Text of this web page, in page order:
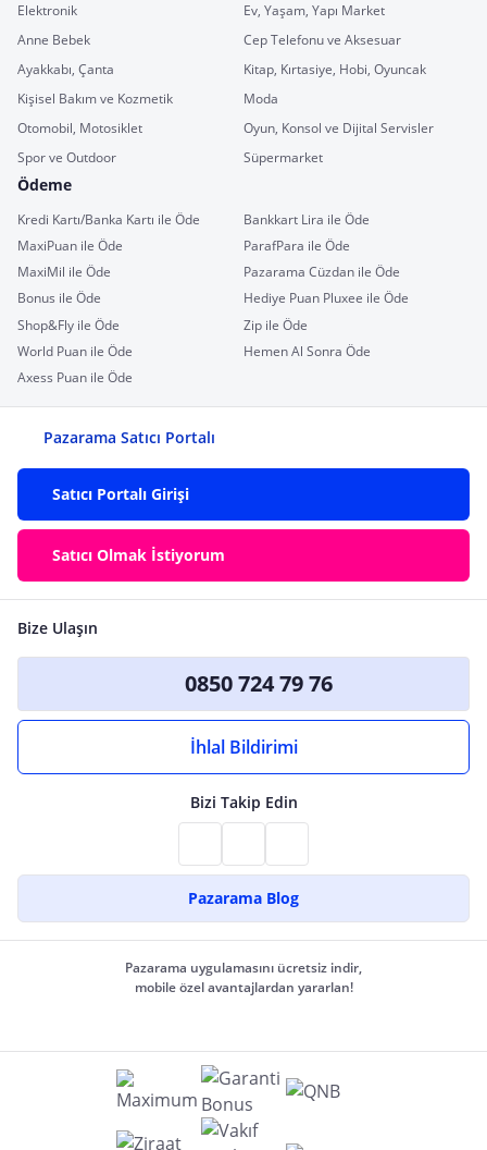
Elektronik
Ev, Yaşam, Yapı Market
Anne Bebek
Cep Telefonu ve Aksesuar
Ayakkabı, Çanta
Kitap, Kırtasiye, Hobi, Oyuncak
Kişisel Bakım ve Kozmetik
Moda
Otomobil, Motosiklet
Oyun, Konsol ve Dijital Servisler
Spor ve Outdoor
Süpermarket
Ödeme
Kredi Kartı/Banka Kartı ile Öde
Bankkart Lira ile Öde
MaxiPuan ile Öde
ParafPara ile Öde
MaxiMil ile Öde
Pazarama Cüzdan ile Öde
Bonus ile Öde
Hediye Puan Pluxee ile Öde
Shop&Fly ile Öde
Zip ile Öde
World Puan ile Öde
Hemen Al Sonra Öde
Axess Puan ile Öde
Pazarama Satıcı Portalı
Satıcı Portalı Girişi
Satıcı Olmak İstiyorum
Bize Ulaşın
0850 724 79 76
İhlal Bildirimi
Bizi Takip Edin
Pazarama Blog
Pazarama uygulamasını ücretsiz indir,
mobile özel avantajlardan yararlan!